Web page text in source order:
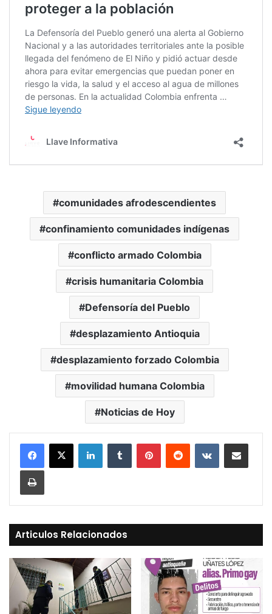
comunidades afrodescendientes
confinamiento comunidades indígenas
conflicto armado Colombia
crisis humanitaria Colombia
Defensoría del Pueblo
desplazamiento Antioquia
desplazamiento forzado Colombia
movilidad humana Colombia
Noticias de Hoy
LinkedInTumblr PinterestReddit VKontakteCompartir vía Mail
Print
Articulos Relacionados